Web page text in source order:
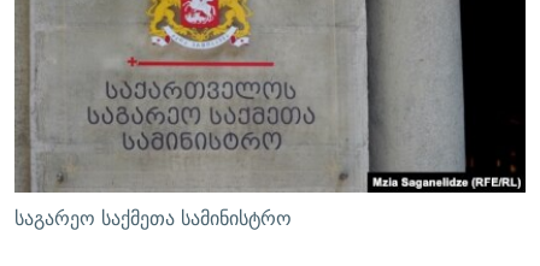
საგარეო საქმეთა სამინისტრო